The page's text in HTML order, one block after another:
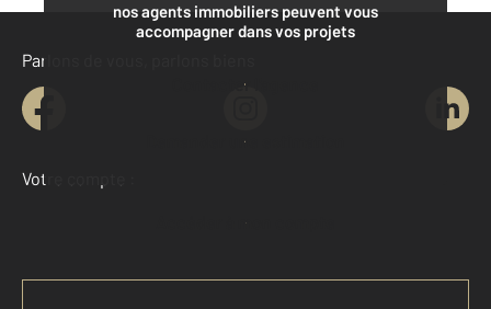
nos agents immobiliers peuvent vous
accompagner dans vos projets
Contacter l'agence
Demander une estimation
Parlons de vous, parlons biens
Votre compte :
Accéder à mon compte